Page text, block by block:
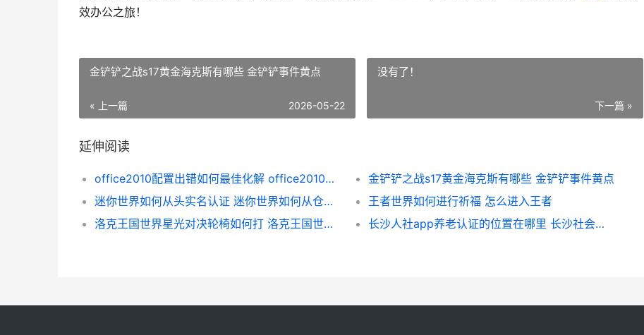
效办公之旅！
金铲铲之战s17黄金海克斯有哪些 金铲铲事件黄点
« 上一篇 2026-05-22
没有了！
下一篇 »
延伸阅读
office2010配置出错如何最佳化解 office2010打开时老是配置
金铲铲之战s17黄金海克斯有哪些 金铲铲事件黄点
迷你世界如何从头实名认证 迷你世界如何从仓库中提取东西
王者世界如何进行祈福 怎么进入王者
洛克王国世界星光对决轮椅如何打 洛克王国世界星尘虫
长沙人社app养老认证的位置在哪里 长沙社会养老保险服务平台